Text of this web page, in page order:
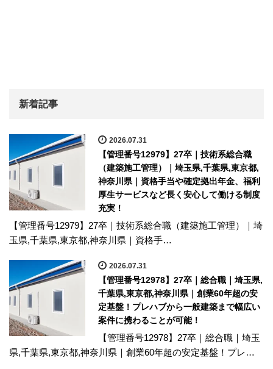
新着記事
2026.07.31
【管理番号12979】27卒｜技術系総合職
（建築施工管理）｜埼玉県,千葉県,東京都,
神奈川県｜資格手当や確定拠出年金、福利
厚生サービスなど長く安心して働ける制度
充実！
【管理番号12979】27卒｜技術系総合職（建築施工管理）｜埼
玉県,千葉県,東京都,神奈川県｜資格手…
2026.07.31
【管理番号12978】27卒｜総合職｜埼玉県,
千葉県,東京都,神奈川県｜創業60年超の安
定基盤！プレハブから一般建築まで幅広い
案件に携わることが可能！
【管理番号12978】27卒｜総合職｜埼玉
県,千葉県,東京都,神奈川県｜創業60年超の安定基盤！プレ…